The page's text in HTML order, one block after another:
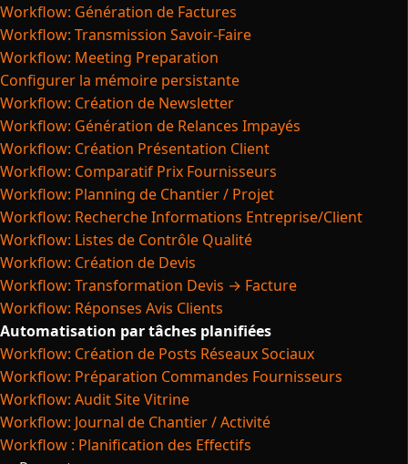
Workflow: Génération de Factures
Workflow: Transmission Savoir-Faire
Workflow: Meeting Preparation
Configurer la mémoire persistante
Workflow: Création de Newsletter
Workflow: Génération de Relances Impayés
Workflow: Création Présentation Client
Workflow: Comparatif Prix Fournisseurs
Workflow: Planning de Chantier / Projet
Workflow: Recherche Informations Entreprise/Client
Workflow: Listes de Contrôle Qualité
Workflow: Création de Devis
Workflow: Transformation Devis → Facture
Workflow: Réponses Avis Clients
Automatisation par tâches planifiées
Workflow: Création de Posts Réseaux Sociaux
Workflow: Préparation Commandes Fournisseurs
Workflow: Audit Site Vitrine
Workflow: Journal de Chantier / Activité
Workflow : Planification des Effectifs